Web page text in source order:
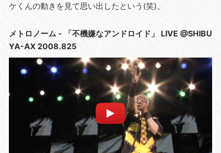
ケくんの動きを見て思い出したという(笑)。
メトロノーム - 「不機嫌なアンドロイド」 LIVE @SHIBU
YA-AX 2008.825